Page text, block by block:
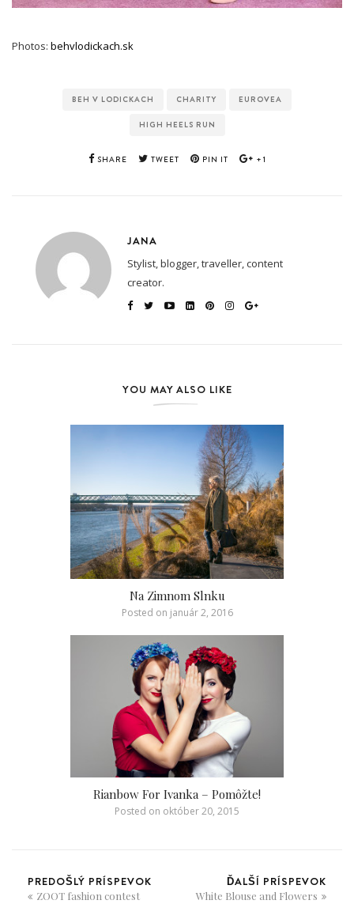
Photos: behvlodickach.sk
BEH V LODICKACH CHARITY EUROVEA
HIGH HEELS RUN
SHARE TWEET PIN IT +1
JANA
Stylist, blogger, traveller, content
creator.
YOU MAY ALSO LIKE
Na Zimnom Slnku
Posted on január 2, 2016
Rianbow For Ivanka – Pomôžte!
Posted on október 20, 2015
PREDOŠLÝ PRÍSPEVOK
ZOOT fashion contest
ĎALŠÍ PRÍSPEVOK
White Blouse and Flowers